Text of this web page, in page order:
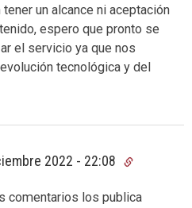
un alcance ni aceptación
espero que pronto se
el servicio ya que nos
tecnológica y del
2022 - 22:08
comentarios los publica